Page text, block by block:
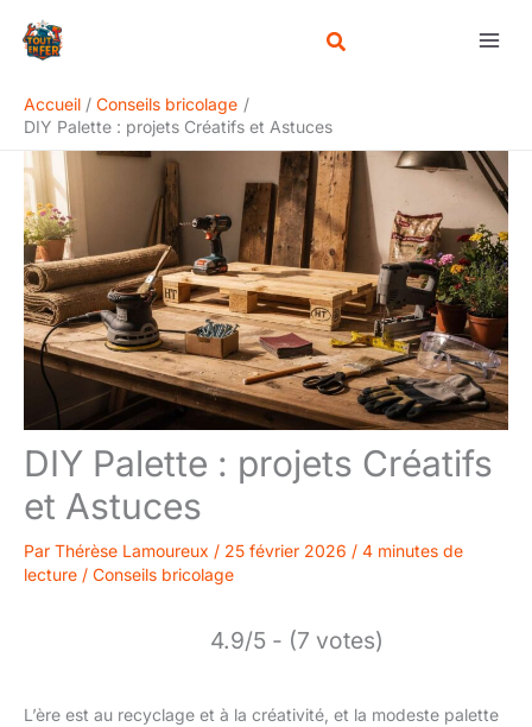
Accueil
Conseils bricolage
DIY Palette : projets Créatifs et Astuces
DIY Palette : projets Créatifs
et Astuces
Par Thérèse Lamoureux / 25 février 2026 / 4 minutes de
lecture / Conseils bricolage
4.9/5 - (7 votes)
L’ère est au recyclage et à la créativité, et la modeste palette